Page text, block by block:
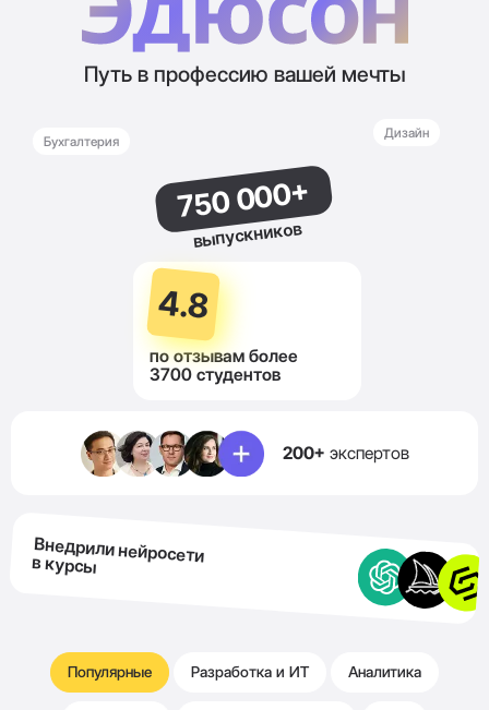
Путь в профессию вашей мечты
Дизайн
Бухгалтерия
750 000+
выпускников
4.8
по отзывам более
3700 студентов
200+ экспертов
Внедрили нейросети
в курсы
Популярные Разработка и ИТ Аналитика